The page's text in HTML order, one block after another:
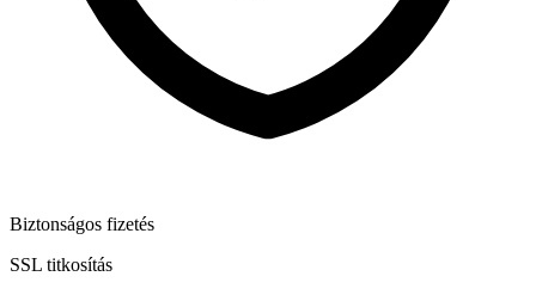
Biztonságos fizetés
SSL titkosítás